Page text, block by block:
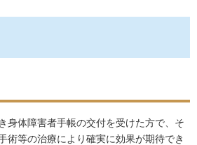
身体障害者手帳の交付を受けた方で、そ
術等の治療により確実に効果が期待でき